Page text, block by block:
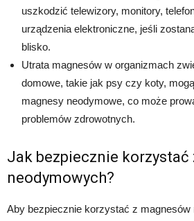
uszkodzić telewizory, monitory,
urządzenia elektroniczne, jeśli
blisko.
Utrata magnesów w organizmach
domowe, takie jak psy czy koty,
magnesy neodymowe, co może
problemów zdrowotnych.
Jak bezpiecznie korzystać
neodymowych?
Aby bezpiecznie korzystać z